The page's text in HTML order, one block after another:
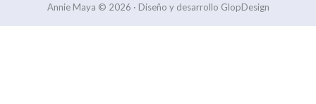
Annie Maya © 2026 · Diseño y desarrollo GlopDesign